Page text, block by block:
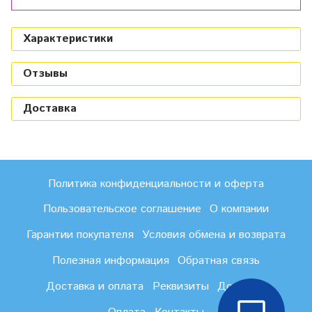
Характеристики
Отзывы
Доставка
Политика конфиденциальности и оферта
Пользовательское соглашение О компании
Гарантии покупателя Условия обмена и возврата
Полезная информация Обратная связь
Доставка и оплата
Реквизиты Доставка